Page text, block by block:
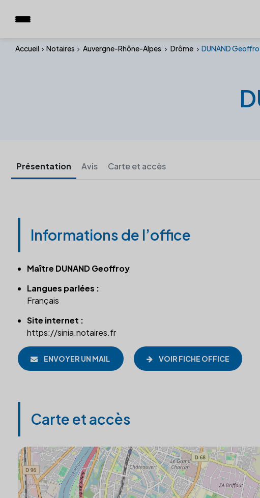
Accueil Notaires Auvergne-Rhône-Alpes Drôme DUNAND
Présentation Avis Carte et accès
Informations de l’office
Maître DUNAND Geoffroy
Langues parlées :
Français
Site internet :
https://sinia.notaires.fr
ENVOYER UN MAIL VOIR FICHE OFFICE
Carte et accès